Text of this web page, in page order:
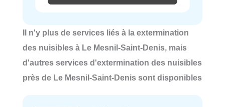
Il n'y plus de services liés à la extermination
des nuisibles à Le Mesnil-Saint-Denis, mais
d'autres services d'extermination des nuisibles
près de Le Mesnil-Saint-Denis sont disponibles